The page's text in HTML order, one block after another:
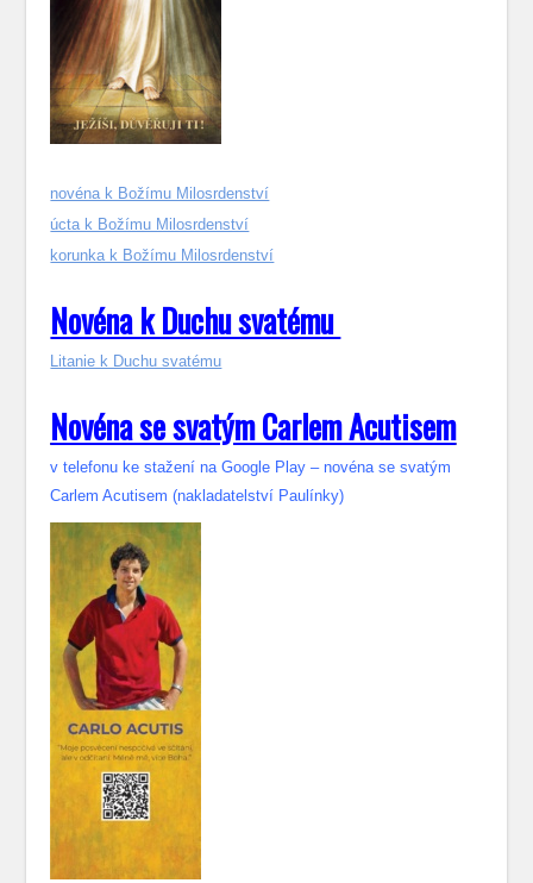
novéna k Božímu Milosrdenství
úcta k Božímu Milosrdenství
korunka k Božímu Milosrdenství
Novéna k Duchu svatému
Litanie k Duchu svatému
Novéna se svatým Carlem Acutisem
v telefonu ke stažení na Google Play – novéna se svatým
Carlem Acutisem (nakladatelství Paulínky)